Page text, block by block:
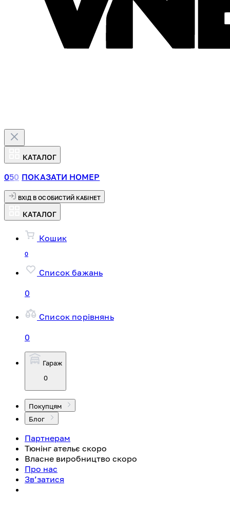
КАТАЛОГ
050 ПОКАЗАТИ НОМЕР
ВХІД В ОСОБИСТИЙ КАБІНЕТ
КАТАЛОГ
Кошик
0
Список бажань
0
Список порівнянь
0
Гараж
0
Покупцям
Блог
Партнерам
Тюнінг ательє скоро
Власне виробництво скоро
Про нас
Зв’затися